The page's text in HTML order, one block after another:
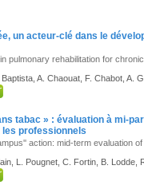
un acteur-clé dans le
pulmonary rehabilitation for
A. Chaouat, F. Chabot, A.
tabac » : évaluation à mi-
professionnels
action: mid-term evaluation
L. Pougnet, C. Fortin, B. Lodde,